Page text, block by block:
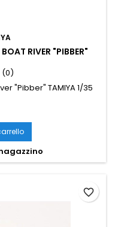
RIVER "PIBBER"
(0)
"Pibber" TAMIYA 1/35
favorite_border